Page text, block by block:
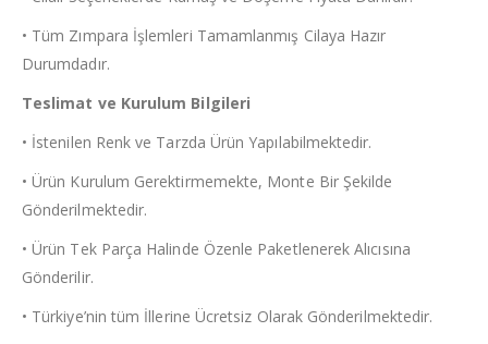
• Tüm Zımpara İşlemleri Tamamlanmış Cilaya Hazır
Durumdadır.
Teslimat ve Kurulum Bilgileri
• İstenilen Renk ve Tarzda Ürün Yapılabilmektedir.
• Ürün Kurulum Gerektirmemekte, Monte Bir Şekilde
Gönderilmektedir.
• Ürün Tek Parça Halinde Özenle Paketlenerek Alıcısına
Gönderilir.
• Türkiye’nin tüm İllerine Ücretsiz Olarak Gönderilmektedir.